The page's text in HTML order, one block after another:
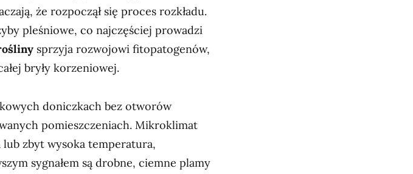
że rozpoczął się proces rozkładu.
pleśniowe, co najczęściej prowadzi
sprzyja rozwojowi fitopatogenów,
bryły korzeniowej.
doniczkach bez otworów
pomieszczeniach. Mikroklimat
zbyt wysoka temperatura,
sygnałem są drobne, ciemne plamy